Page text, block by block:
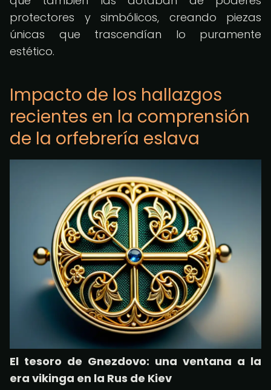
protectores y simbólicos, creando piezas
únicas que trascendían lo puramente
estético.
Impacto de los hallazgos
recientes en la comprensión
de la orfebrería eslava
El tesoro de Gnezdovo: una ventana a la
era vikinga en la Rus de Kiev